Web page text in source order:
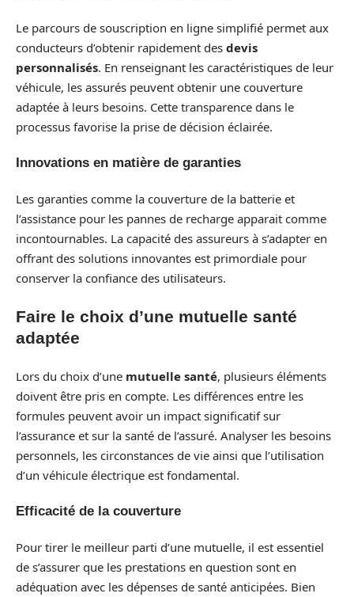
Le parcours de souscription en ligne simplifié permet aux
conducteurs d’obtenir rapidement des devis
personnalisés. En renseignant les caractéristiques de leur
véhicule, les assurés peuvent obtenir une couverture
adaptée à leurs besoins. Cette transparence dans le
processus favorise la prise de décision éclairée.
Innovations en matière de garanties
Les garanties comme la couverture de la batterie et
l’assistance pour les pannes de recharge apparait comme
incontournables. La capacité des assureurs à s’adapter en
offrant des solutions innovantes est primordiale pour
conserver la confiance des utilisateurs.
Faire le choix d’une mutuelle santé
adaptée
Lors du choix d’une mutuelle santé, plusieurs éléments
doivent être pris en compte. Les différences entre les
formules peuvent avoir un impact significatif sur
l’assurance et sur la santé de l’assuré. Analyser les besoins
personnels, les circonstances de vie ainsi que l’utilisation
d’un véhicule électrique est fondamental.
Efficacité de la couverture
Pour tirer le meilleur parti d’une mutuelle, il est essentiel
de s’assurer que les prestations en question sont en
adéquation avec les dépenses de santé anticipées. Bien